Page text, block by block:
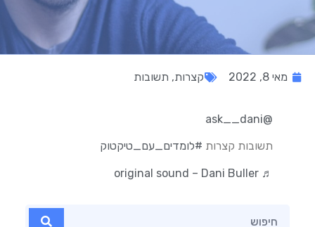
מאי 8, 2022 קצרות, תשובות
@ask__dani
תשובות קצרות #לומדים_עם_טיקטוק
♬ original sound – Dani Buller